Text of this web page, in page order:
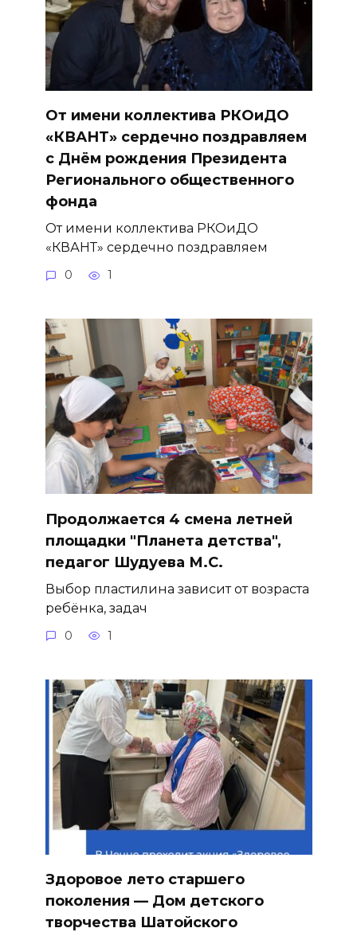
От имени коллектива РКОиДО
«КВАНТ» сердечно поздравляем
с Днём рождения Президента
Регионального общественного
фонда
От имени коллектива РКОиДО
«КВАНТ» сердечно поздравляем
0 1
Продолжается 4 смена летней
площадки "Планета детства",
педагог Шудуева М.С.
Выбор пластилина зависит от возраста
ребёнка, задач
0 1
Здоровое лето старшего
поколения — Дом детского
творчества Шатойского